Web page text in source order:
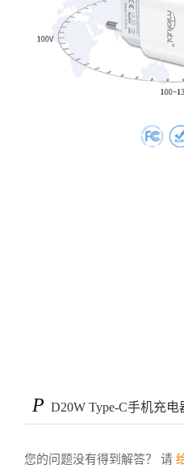
P D20W Type-C手机充电
您的问题没有得到解答？ 请